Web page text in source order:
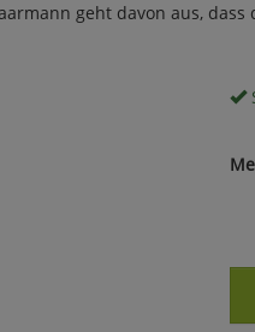
geht davon aus,